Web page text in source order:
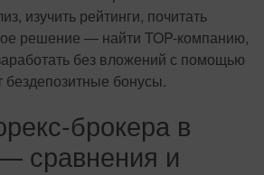
изучить рейтинги, почитать
решение — найти TOP-компанию,
без вложений с помощью
бездепозитные бонусы.
брокера в
сравнения и